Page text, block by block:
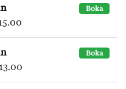
Boka
Boka